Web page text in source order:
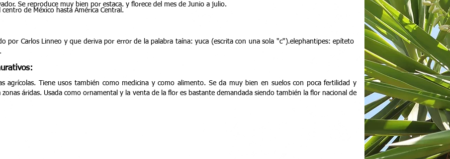
Se reproduce muy bien por estaca. y florece del mes de Junio a julio.
de México hasta América Central.
por Carlos Linneo y que deriva por error de la palabra taína: yuca (escrita con una sola "c").elephantipes: epíteto
agrícolas. Tiene usos también como medicina y como alimento. Se da muy bien en suelos con poca fertilidad y
áridas. Usada como ornamental y la venta de la flor es bastante demandada siendo también la flor nacional de